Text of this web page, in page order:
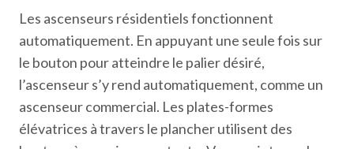
Les ascenseurs résidentiels fonctionnent
automatiquement. En appuyant une seule fois sur
le bouton pour atteindre le palier désiré,
l’ascenseur s’y rend automatiquement, comme un
ascenseur commercial. Les plates-formes
élévatrices à travers le plancher utilisent des